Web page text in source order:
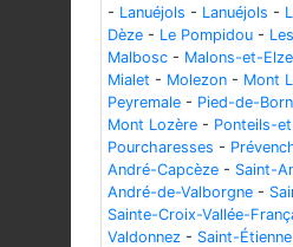
- Lanuéjols - Lanuéjols -
Dèze - Le Pompidou -
Malbosc - Malons-et-Elze
Mialet - Molezon - Mont
Peyremale - Pied-de-
Mont Lozère - Ponteils-
Pourcharesses -
André-Capcèze - Saint-
André-de-Valborgne -
Sainte-Croix-Vallée-
Valdonnez - Saint-